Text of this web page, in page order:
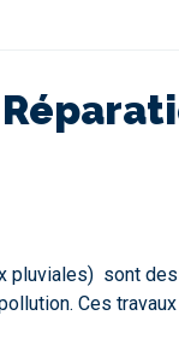
pluviales) sont
Ces